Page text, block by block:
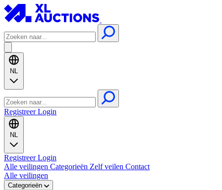
NL
RegistreerLogin
NL
RegistreerLogin
Alle veilingen Categorieën Zelf veilen Contact
Alle veilingen
Categorieën